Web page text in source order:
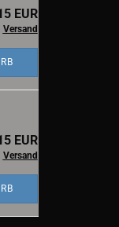
EUR
Versand
EUR
Versand